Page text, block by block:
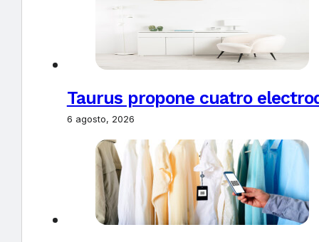
Taurus propone cuatro
6 agosto, 2026